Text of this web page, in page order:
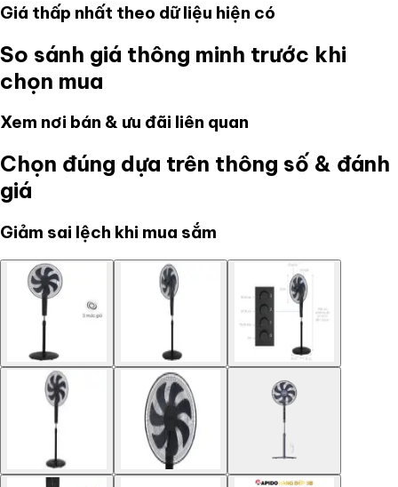
Giá thấp nhất theo dữ liệu hiện có
So sánh giá thông minh trước khi
chọn mua
Xem nơi bán & ưu đãi liên quan
Chọn đúng dựa trên thông số & đánh
giá
Giảm sai lệch khi mua sắm